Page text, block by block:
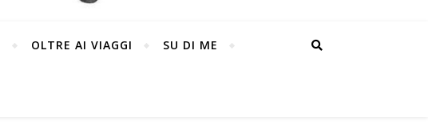
OLTRE AI VIAGGI SU DI ME